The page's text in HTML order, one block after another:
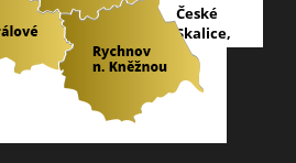
České
Skalice,
nabídněte
prosím
na